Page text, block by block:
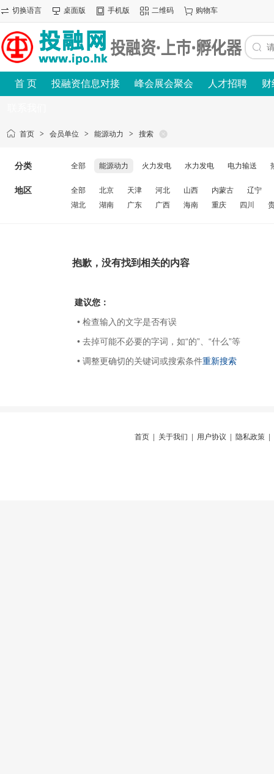
切换语言 桌面版 手机版 二维码 购物车
首 页 投融资信息对接 峰会展会聚会 人才招聘 财
首页 > 会员单位 > 能源动力 > 搜索
分类 全部 能源动力 火力发电 水力发电 电力输送
地区 全部 北京 天津 河北 山西 内蒙古
辽宁
湖北
湖南 广东 广西 海南 重庆 四川
抱歉，没有找到相关的内容
建议您：
• 检查输入的文字是否有误
• 去掉可能不必要的字词，如“的”、“什么”等
• 调整更确切的关键词或搜索条件重新搜索
首页 关于我们 用户协议 隐私政策